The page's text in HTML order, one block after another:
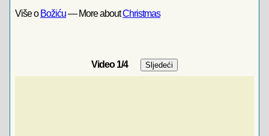
Više o Božiću— More aboutChristmas
Video1/4